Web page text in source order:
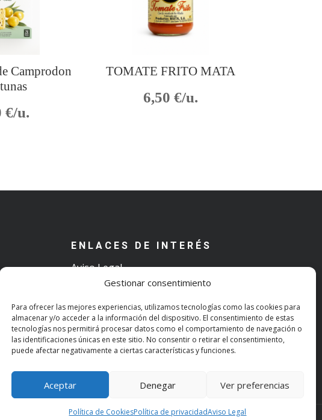
Gestionar consentimiento
Para ofrecer las mejores experiencias, utilizamos tecnologías como las cookies para
almacenar y/o acceder a la información del dispositivo. El consentimiento de estas
tecnologías nos permitirá procesar datos como el comportamiento de navegación o
las identificaciones únicas en este sitio. No consentir o retirar el consentimiento,
puede afectar negativamente a ciertas características y funciones.
Aceptar Denegar Ver preferencias
Política de CookiesPolítica de privacidadAviso Legal
Camprodon
€/u.
TOMATE FRITO MATA
6,50 €/u.
ENLACES DE INTERÉS
Aviso Legal
Términos y condiciones de uso
Política de Privacidad
Política de Cookies